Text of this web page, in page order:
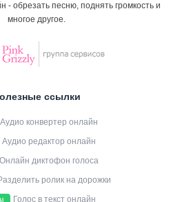
- обрезать песню, поднять громкость и
многое другое.
ссылки
Аудио конвертер онлайн
Аудио редактор онлайн
Онлайн диктофон голоса
ролик на дорожки
Голос в текст онлайн